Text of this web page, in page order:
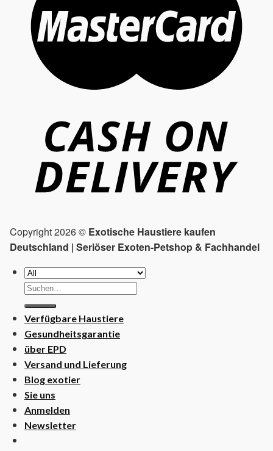
Copyright 2026 © Exotische Haustiere kaufen
Deutschland | Seriöser Exoten-Petshop & Fachhandel
Suchen
nach:
Verfügbare Haustiere
Gesundheitsgarantie
über EPD
Versand und Lieferung
Blog exotier
Sie uns
Anmelden
Newsletter